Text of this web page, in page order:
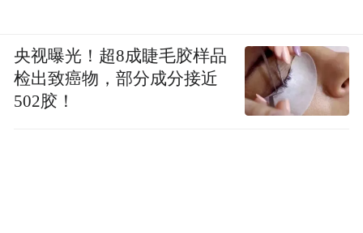
央视曝光！超8成睫毛胶样品
检出致癌物，部分成分接近
502胶！